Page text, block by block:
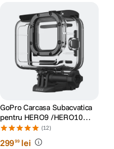
GoPro Carcasa Subacvatica
pentru HERO9 /HERO10
/HERO11 Black/HERO12/
HERO13
(12)
29999 lei